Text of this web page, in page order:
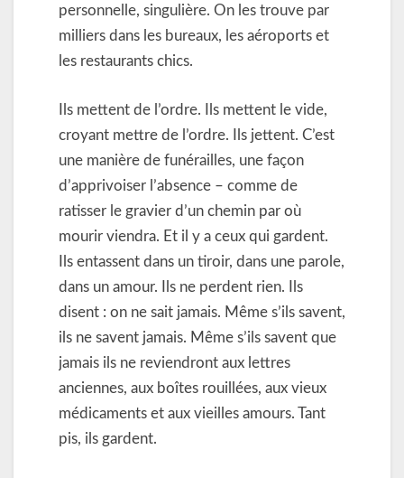
personnelle, singulière. On les trouve par
milliers dans les bureaux, les aéroports et
les restaurants chics.
Ils mettent de l’ordre. Ils mettent le vide,
croyant mettre de l’ordre. Ils jettent. C’est
une manière de funérailles, une façon
d’apprivoiser l’absence – comme de
ratisser le gravier d’un chemin par où
mourir viendra. Et il y a ceux qui gardent.
Ils entassent dans un tiroir, dans une parole,
dans un amour. Ils ne perdent rien. Ils
disent : on ne sait jamais. Même s’ils savent,
ils ne savent jamais. Même s’ils savent que
jamais ils ne reviendront aux lettres
anciennes, aux boîtes rouillées, aux vieux
médicaments et aux vieilles amours. Tant
pis, ils gardent.